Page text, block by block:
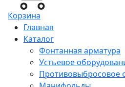
Корзина
Главная
Каталог
Фонтанная арматура
Устьевое
Противовыбросовое